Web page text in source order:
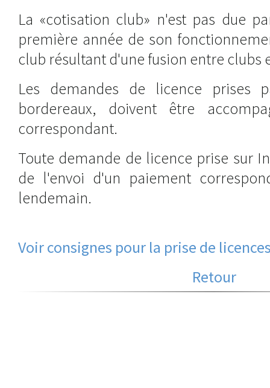
La «cotisation club» n'est pas due
première année de son
club résultant d'une fusion entre clubs
Les demandes de licence prises
bordereaux, doivent être
correspondant.
Toute demande de licence prise sur
de l'envoi d'un paiement
lendemain.
Voir consignes pour la prise de
Retour